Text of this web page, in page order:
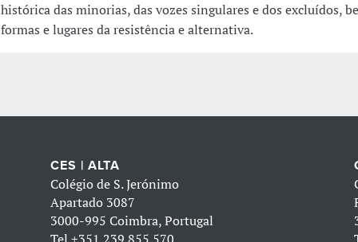
histórica das minorias, das vozes singulares e dos excluídos,
formas e lugares da resistência e alternativa.
CES | ALTA
Colégio de S. Jerónimo
Apartado 3087
3000-995 Coimbra, Portugal